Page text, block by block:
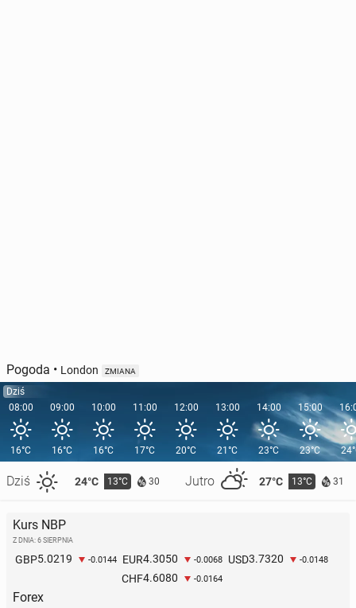
Pogoda • London ZMIANA
Dziś
08:00
16°C
Dziś 24°C 13°C 30 Jutro 27°C 13°C 31
09:00
16°C
10:00
16°C
11:00
17°C
12:00
20°C
13:00
21°C
14:00
23°C
15:00
23°C
Kurs NBP
Z DNIA: 6 SIERPNIA
GBP5.0219 -0.0144 EUR4.3050 -0.0068 USD3.7320 -0.0148
CHF4.6080 -0.0164
Forex